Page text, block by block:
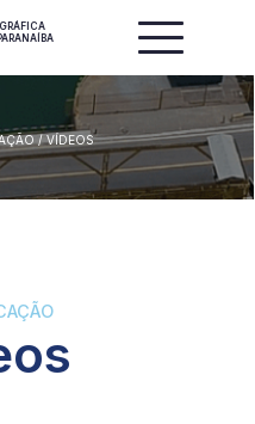
/ VÍDEOS